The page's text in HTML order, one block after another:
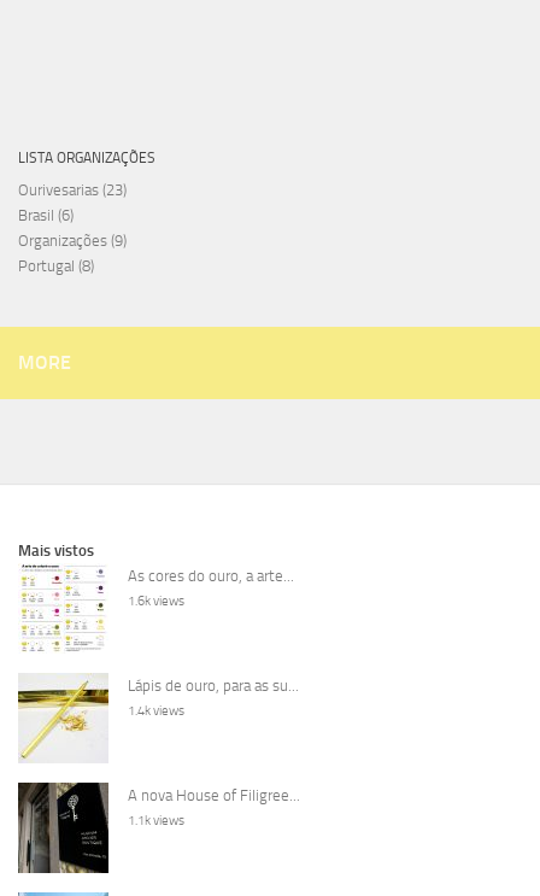
LISTA ORGANIZAÇÕES
Ourivesarias (23)
Brasil (6)
Organizações (9)
Portugal (8)
MORE
Mais vistos
As cores do ouro, a arte...
1.6k views
Lápis de ouro, para as su...
1.4k views
A nova House of Filigree...
1.1k views